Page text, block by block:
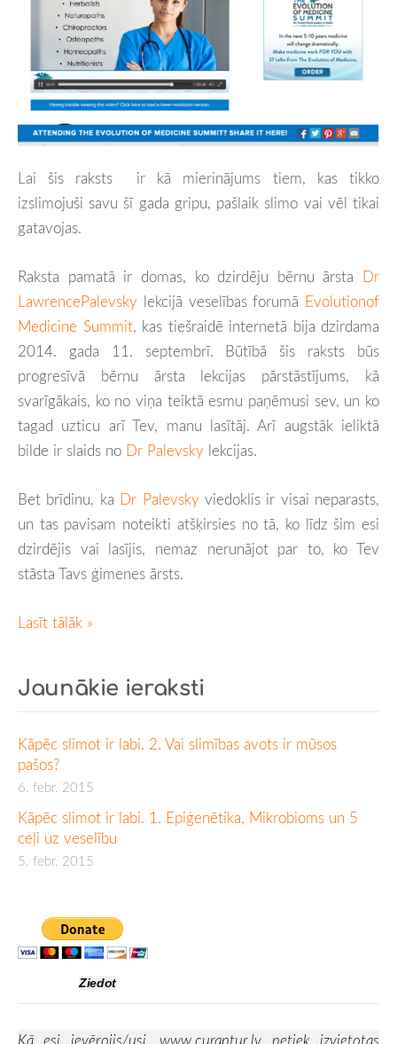
Jaunākie ieraksti
Kāpēc slimot ir labi. 2. Vai slimības avots ir mūsos
pašos?
6. febr. 2015
Kāpēc slimot ir labi. 1. Epiģenētika, Mikrobioms un 5
ceļi uz veselību
5. febr. 2015
Ziedot
Lai šis raksts ir kā mierinājums tiem, kas tikko
izslimojuši savu šī gada gripu, pašlaik slimo vai vēl tikai
gatavojas.
Raksta pamatā ir domas, ko dzirdēju bērnu ārsta Dr
LawrencePalevsky lekcijā veselības forumā Evolutionof
Medicine Summit, kas tiešraidē internetā bija dzirdama
2014. gada 11. septembrī. Būtībā šis raksts būs
progresīvā bērnu ārsta lekcijas pārstāstījums, kā
svarīgākais, ko no viņa teiktā esmu paņēmusi sev, un ko
tagad uzticu arī Tev, manu lasītāj. Arī augstāk ieliktā
bilde ir slaids no Dr Palevsky lekcijas.
Bet brīdinu, ka Dr Palevsky viedoklis ir visai neparasts,
un tas pavisam noteikti atšķirsies no tā, ko līdz šim esi
dzirdējis vai lasījis, nemaz nerunājot par to, ko Tev
stāsta Tavs ģimenes ārsts.
Lasīt tālāk »